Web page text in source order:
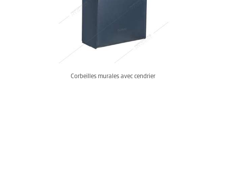
Corbeilles murales avec cendrier